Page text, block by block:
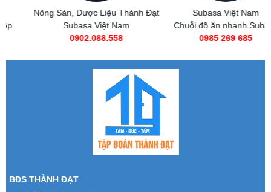
Nông Sản, Dược Liệu Thành Đạt
Subasa Việt Nam
0902.088.558
Subasa Việt Nam
Chuỗi đồ ăn nhanh Subasa
0985 269 685
BĐS THÀNH ĐẠT